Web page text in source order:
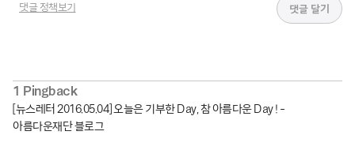
1 Pingback
[뉴스레터 2016.05.04] 오늘은 기부한 Day, 참 아름다운 Day ! -
아름다운재단 블로그
댓글 정책보기